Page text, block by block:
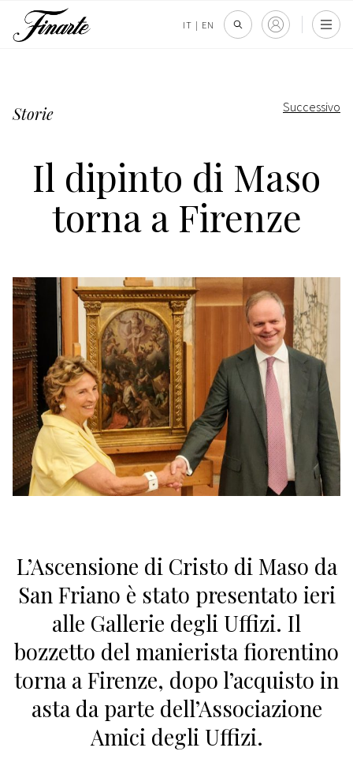
IT | EN
Storie Successivo
Il dipinto di Maso
torna a Firenze
L’Ascensione di Cristo di Maso da
San Friano è stato presentato ieri
alle Gallerie degli Uffizi. Il
bozzetto del manierista fiorentino
torna a Firenze, dopo l’acquisto in
asta da parte dell’Associazione
Amici degli Uffizi.